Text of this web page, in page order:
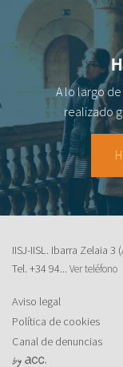
fr
A lo largo
realizado
IISJ-IISL. Ibarra Zelaia
Tel. +34 94... Ver teléfono
Aviso legal
Política de cookies
Canal de denuncias